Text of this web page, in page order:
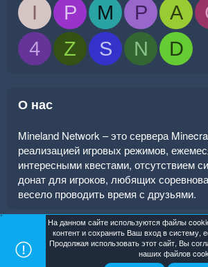
I P M P A
4
Z S N D
О нас
Mineland Network – это сервера
реализацией игровых режимов,
интересными квестами, отсутствием
донат для игроков, любящих
весело проводить время с друзьями.
Mineland Dark Помощь Главная
R
S
На данном сайте используются файлы
контент и сохранить Ваш вход в систему,
Продолжая использовать этот сайт, Вы
наших файлов